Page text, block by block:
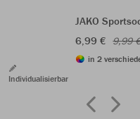
Individualisierbar
JAKO
6,99 € 9,99
in 2